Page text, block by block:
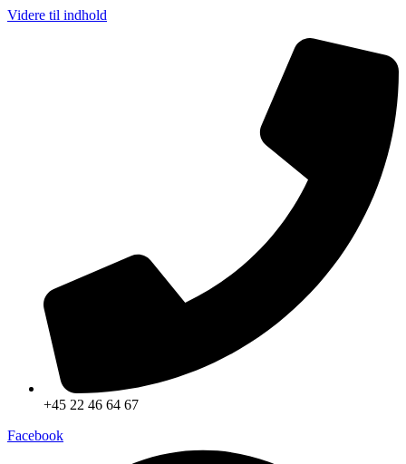
Videre til indhold
+45 22 46 64 67
Facebook